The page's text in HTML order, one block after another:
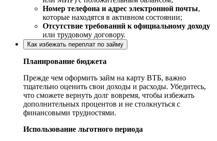
Номер телефона и адрес электронной почты,
которые находятся в активном состоянии;
Отсутствие требований к официальному доходу
или трудовому договору.
Как избежать переплат по займу
Планирование бюджета
Прежде чем оформить займ на карту ВТБ, важно
тщательно оценить свои доходы и расходы. Убедитесь,
что сможете вернуть долг вовремя, чтобы избежать
дополнительных процентов и не столкнуться с
финансовыми трудностями.
Использование льготного периода